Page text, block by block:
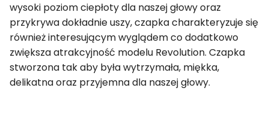
wysoki poziom ciepłoty dla naszej głowy oraz
przykrywa dokładnie uszy, czapka charakteryzuje się
również interesującym wyglądem co dodatkowo
zwiększa atrakcyjność modelu Revolution. Czapka
stworzona tak aby była wytrzymała, miękka,
delikatna oraz przyjemna dla naszej głowy.